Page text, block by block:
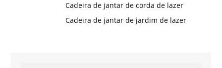
Cadeira de jantar de corda de lazer
Cadeira de jantar de jardim de lazer